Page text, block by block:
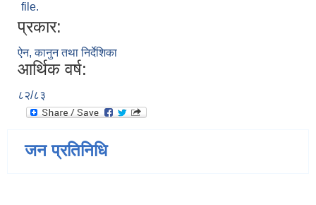
file.
प्रकार:
ऐन, कानुन तथा निर्देशिका
आर्थिक वर्ष:
८२/८३
जन प्रतिनिधि